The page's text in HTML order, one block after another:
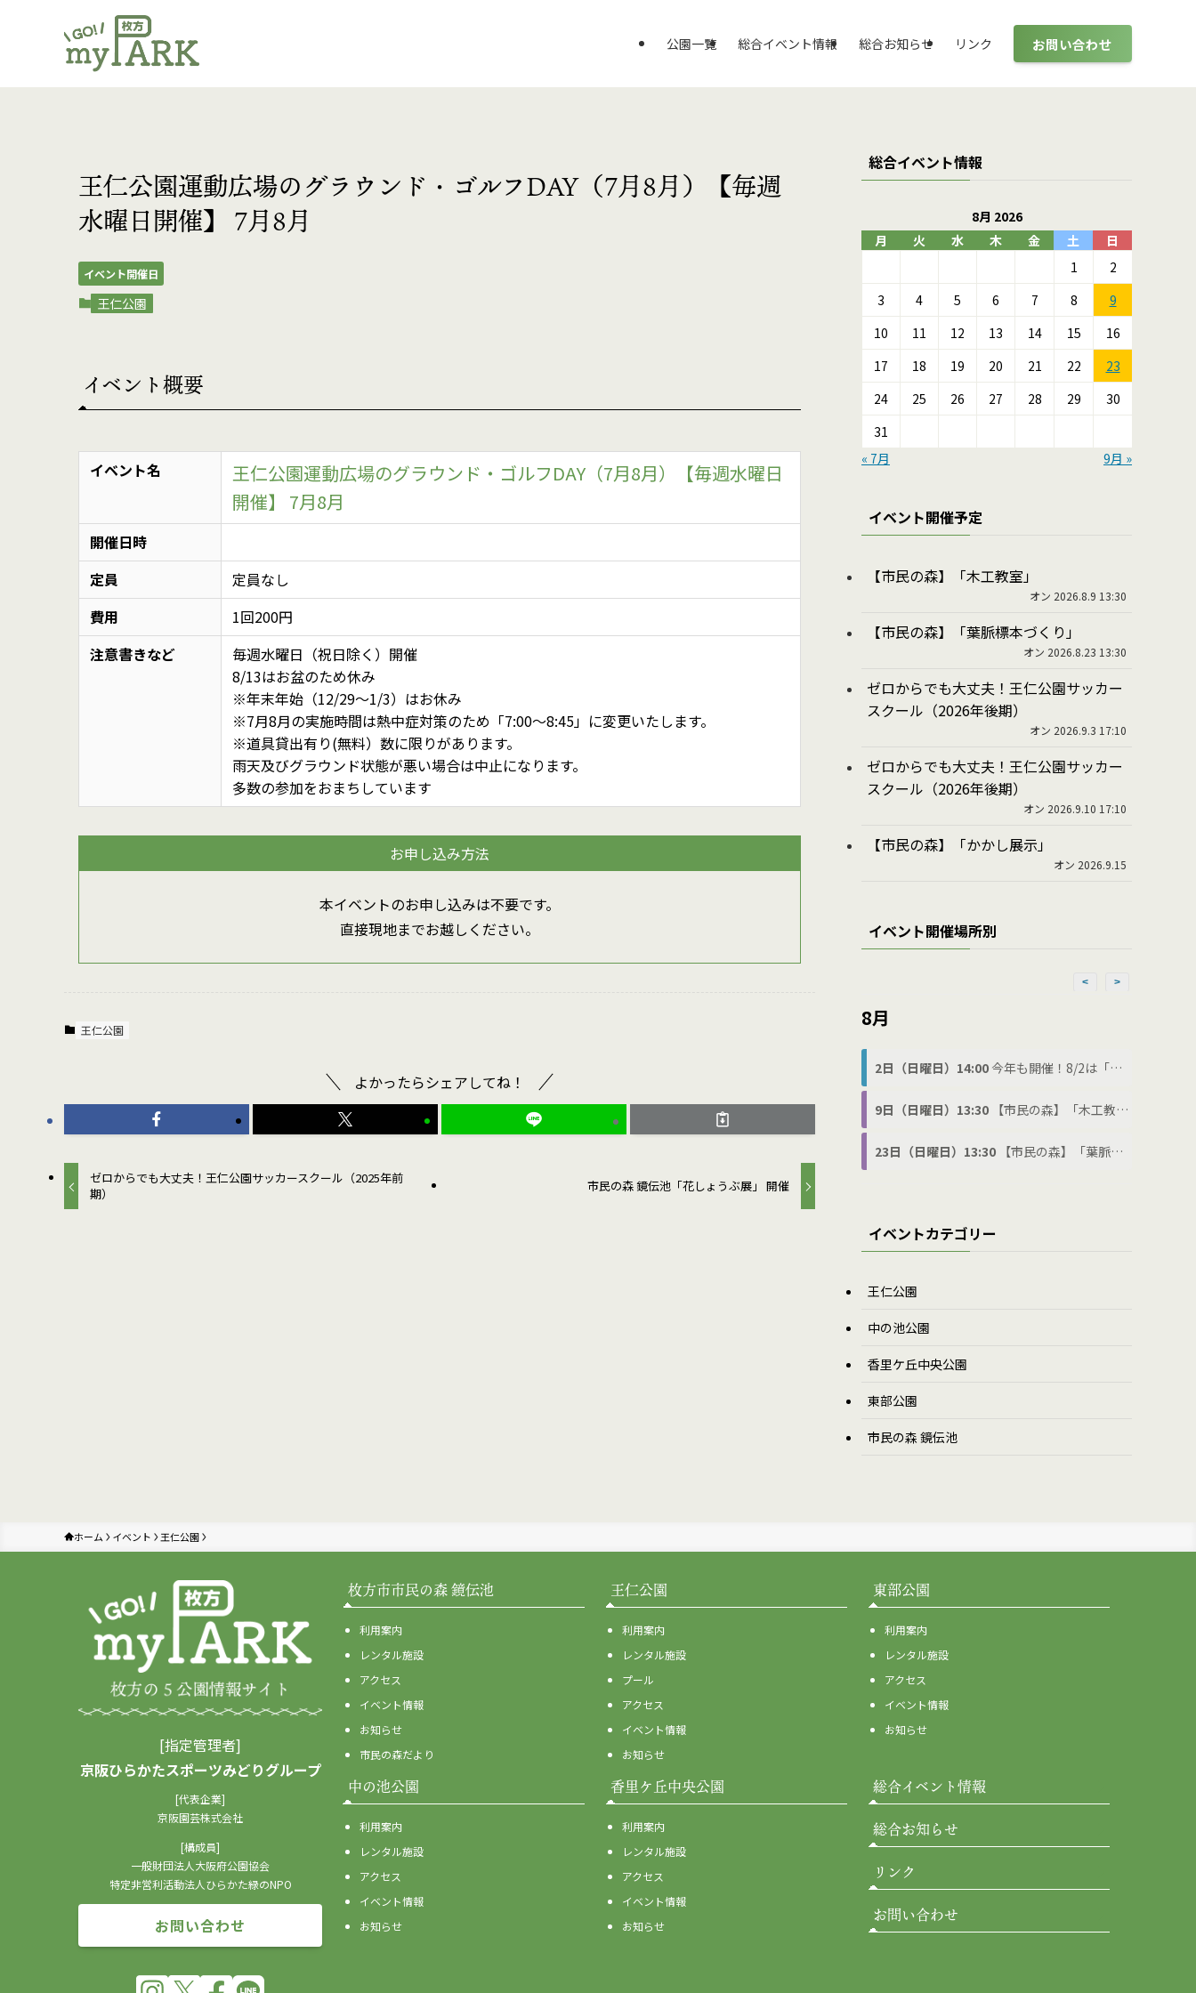
公園一覧 総合イベント情報 総合お知らせ リンク お問い合わせ
王仁公園運動広場のグラウンド・ゴルフDAY（7月8月）【毎週
水曜日開催】 7月8月
イベント開催日
王仁公園
イベント概要
イベント名
王仁公園運動広場のグラウンド・ゴルフDAY（7月8月）【毎週水曜日
開催】 7月8月
開催日時
定員
定員なし
費用
1回200円
注意書きなど
毎週水曜日（祝日除く）開催
8/13はお盆のため休み
※年末年始（12/29～1/3）はお休み
※7月8月の実施時間は熱中症対策のため「7:00～8:45」に変更いたします。
※道具貸出有り(無料）数に限りがあります。
雨天及びグラウンド状態が悪い場合は中止になります。
多数の参加をおまちしています
お申し込み方法
本イベントのお申し込みは不要です。
直接現地までお越しください。
王仁公園
よかったらシェアしてね！
ゼロからでも大丈夫！王仁公園サッカースクール（2025年前
期）
市民の森 鏡伝池「花しょうぶ展」 開催
総合イベント情報
8月 2026
月
火 水 木 金 土
日
1
2
3
4 5 6 7 8
9
10
11 12 13 14 15
16
17
18 19 20 21 22
23
24
25 26 27 28 29
30
31
« 7月
9月 »
イベント開催予定
【市民の森】「木工教室」
オン 2026.8.9 13:30
【市民の森】「葉脈標本づくり」
オン 2026.8.23 13:30
ゼロからでも大丈夫！王仁公園サッカー
スクール（2026年後期）
オン 2026.9.3 17:10
ゼロからでも大丈夫！王仁公園サッカー
スクール（2026年後期）
オン 2026.9.10 17:10
【市民の森】「かかし展示」
オン 2026.9.15
イベント開催場所別
< >
8月
2日（日曜日）14:00 今年も開催！8/2は「わ(8)に(2)の日」でわにフェス
9日（日曜日）13:30 【市民の森】「木工教室」
23日（日曜日）13:30 【市民の森】「葉脈標本づくり」
イベントカテゴリー
王仁公園
中の池公園
香里ケ丘中央公園
東部公園
市民の森 鏡伝池
ホーム イベント 王仁公園
[指定管理者]
京阪ひらかたスポーツみどりグループ
[代表企業]
京阪園芸株式会社
[構成員]
一般財団法人大阪府公園協会
特定非営利活動法人ひらかた緑のNPO
お問い合わせ
枚方市市民の森 鏡伝池
利用案内
レンタル施設
アクセス
イベント情報
お知らせ
市民の森だより
王仁公園
利用案内
レンタル施設
プール
アクセス
イベント情報
お知らせ
東部公園
利用案内
レンタル施設
アクセス
イベント情報
お知らせ
中の池公園
利用案内
レンタル施設
アクセス
イベント情報
お知らせ
香里ケ丘中央公園
利用案内
レンタル施設
アクセス
イベント情報
お知らせ
総合イベント情報
総合お知らせ
リンク
お問い合わせ